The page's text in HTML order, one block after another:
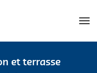
et terrasse